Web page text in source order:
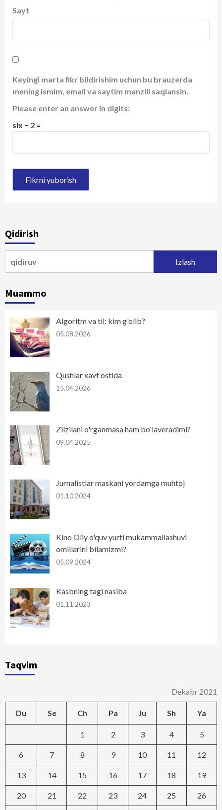
Sayt
Keyingi marta fikr bildirishim uchun bu brauzerda
mening ismim, email va saytim manzili saqlansin.
Please enter an answer in digits:
six − 2 =
Qidirish
Muammo
Algoritm va til: kim g'olib?
05.08.2026
Qushlar xavf ostida
15.04.2026
Zilzilani o'rganmasa ham bo'laveradimi?
09.04.2025
Jurnalistlar maskani yordamga muhtoj
01.10.2024
Kino Oliy o'quv yurti mukammallashuvi
omillarini bilamizmi?
05.09.2024
Kasbning tagi nasiba
01.11.2023
Taqvim
Dekabr 2021
Du Se Ch Pa Ju Sh Ya
1 2 3 4 5
6 7 8 9 10 11 12
13 14 15 16 17 18 19
20 21 22 23 24 25 26